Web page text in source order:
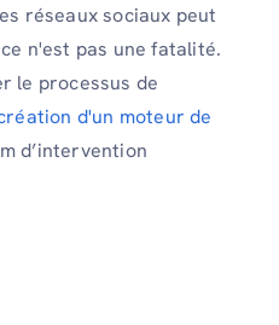
réseaux sociaux peut
n'est pas une fatalité.
le processus de
d'un moteur de
d’intervention